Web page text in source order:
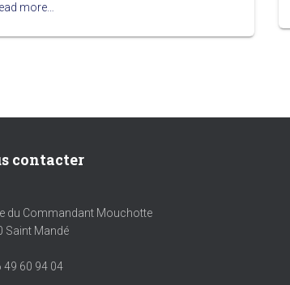
more…
contacter
du Commandant Mouchotte
Saint Mandé
49 60 94 04